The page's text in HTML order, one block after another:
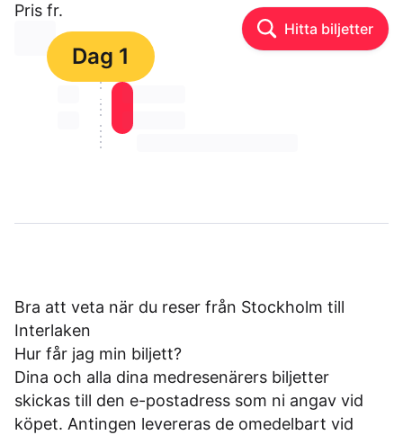
Pris fr.
⏳⏳ Hitta biljetter
Dag 1
⏳⏳ ⏳ ⏳⏳
⏳⏳ ⏳ ⏳⏳
Bra att veta när du reser från Stockholm till
Interlaken
Hur får jag min biljett?
Dina och alla dina medresenärers biljetter
skickas till den e-postadress som ni angav vid
köpet. Antingen levereras de omedelbart vid